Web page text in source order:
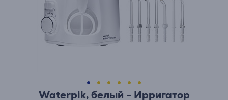
Waterpik, белый - Ирригатор